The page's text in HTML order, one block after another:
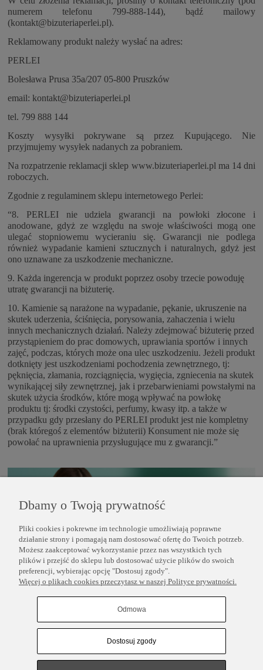
numerem telefonu 799-888-144), bądź mailowy
(kontakt@bizuteriaperlei.pl).
Reklamowany produkt należy wysłać na adres:
PERLEI
Bolesława Prusa 35a/207 05-800 Pruszków
email: kontakt@bizuteriaperlei.pl
tel. 799 888 144
Koszty wysyłki pokrywane są przez Kupującego. Nie
przyjmujemy wysyłek nadanych za pobraniem.
Na rozpatrzenie reklamacji sklep www.bizuteriaperlei.pl ma 14 dni
roboczych.
Zgodnie z regulaminem sklepu internetowego Perlei:
“8. PERLEI nie udziela gwarancji na powłoki złocone i
anodowane, gdyż ze względu na swoje właściwości mogą one
ulegać stopniowemu wycieraniu się. Gwarancji nie podlega
również wypadanie kamieni sztucznych i naturalnych, gdyż jest
ono uznawane za uszkodzenie mechaniczne.
9. Każda ingerencja w produkt poprzez osoby trzecie powoduję
utratę gwarancji na biżuterię.
10. Kamienie są narażone na wypadanie, pękanie, ukruszenie na
skutek uderzenia, ściśnięcia, porysowania, zahaczenia i wielu
innych mechanicznych działań. Należy zdejmować biżuterię przed
przystąpieniem do prac domowych, uprawiania sportów i innych
zajęć, podczas, których może ona ulec uszkodzeniu. Jeżeli produkt
dotknięty jest uszkodzeniami pochodzenia zewnętrznego, tj:
pęknięcia, złamania, rozciągnięcia, wygięcia, zgniecenia na skutek
wynikającej siły zewnętrznej, jak i przebarwieniami powstałymi na
skutek użycia środków, które mogą wpływać na powłokę
produktu tj: środki czystości, perfumy, kwasy itp. a także w
przypadku gdy przesłany do PERLEI produkt jest nie kompletny
(brak któregoś z elementów biżuterii) Konsument nie może się
powołać na uprawnienia przysługujące mu z gwarancji.”
POMOC
INFORMACJE
COPYRIGHT © 2025 PERLEI
Dbamy o Twoją prywatność
Pliki cookies i pokrewne im technologie umożliwiają poprawne
działanie strony i pomagają nam dostosować ofertę do Twoich potrzeb.
Możesz zaakceptować wykorzystanie przez nas wszystkich tych
plików i przejść do sklepu lub dostosować użycie plików do swoich
preferencji, wybierając opcję "Dostosuj zgody".
Więcej o plikach cookies przeczytasz w naszej Polityce prywatności.
Odmowa
Dostosuj zgody